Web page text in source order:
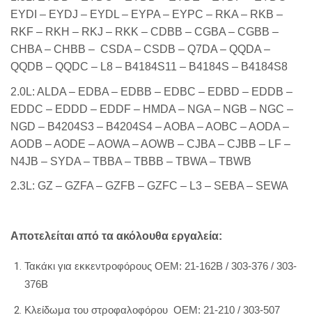
EYDI – EYDJ – EYDL – EYPA – EYPC – RKA – RKB –
RKF – RKH – RKJ – RKK – CDBB – CGBA – CGBB –
CHBA – CHBB – CSDA – CSDB – Q7DA – QQDA –
QQDB – QQDC – L8 – B4184S11 – B4184S – B4184S8
2.0L: ALDA – EDBA – EDBB – EDBC – EDBD – EDDB –
EDDC – EDDD – EDDF – HMDA – NGA – NGB – NGC –
NGD – B4204S3 – B4204S4 – AOBA – AOBC – AODA –
AODB – AODE – AOWA – AOWB – CJBA – CJBB – LF –
N4JB – SYDA – TBBA – TBBB – TBWA – TBWB
2.3L: GZ – GZFA – GZFB – GZFC – L3 – SEBA – SEWA
Αποτελείται από τα ακόλουθα εργαλεία:
Τακάκι για εκκεντροφόρους ΟΕΜ: 21-162B / 303-376 / 303-
376B
Κλείδωμα του στροφαλοφόρου ΟΕΜ: 21-210 / 303-507